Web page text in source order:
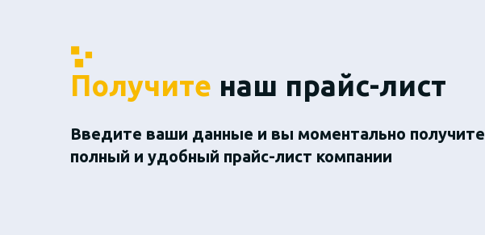
Получите наш прайс-лист
Введите ваши данные и вы моментально получите
полный и удобный прайс-лист компании